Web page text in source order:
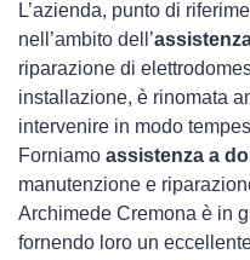
L’azienda, punto di
nell’ambito dell’
riparazione di
installazione, è rinomata
intervenire in modo
Forniamo assistenza a
manutenzione e
Archimede Cremona è in
fornendo loro un